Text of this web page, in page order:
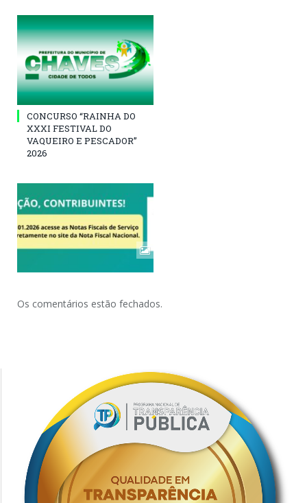
CONCURSO “RAINHA DO
XXXI FESTIVAL DO
VAQUEIRO E PESCADOR”
2026
Os comentários estão fechados.